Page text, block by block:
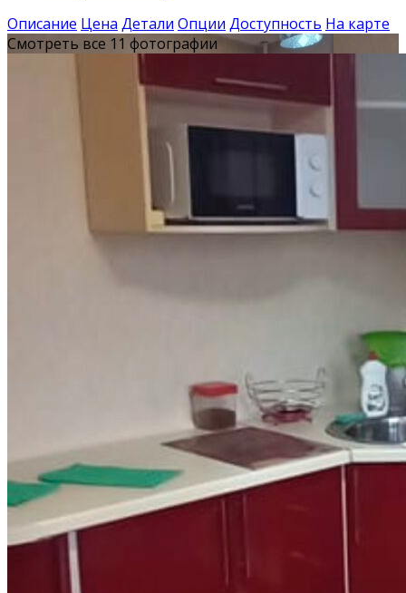
Описание Цена Детали Опции Доступность На карте
Смотреть все 11 фотографии